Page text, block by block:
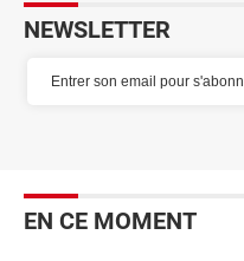
NEWSLETTER
EN CE MOMENT